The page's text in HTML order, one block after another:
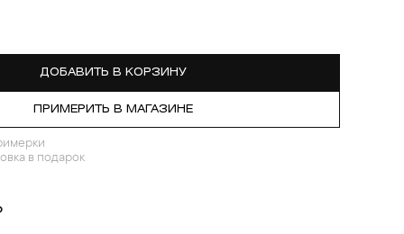
ДОБАВИТЬ В КОРЗИНУ
ПРИМЕРИТЬ В МАГАЗИНЕ
в подарок